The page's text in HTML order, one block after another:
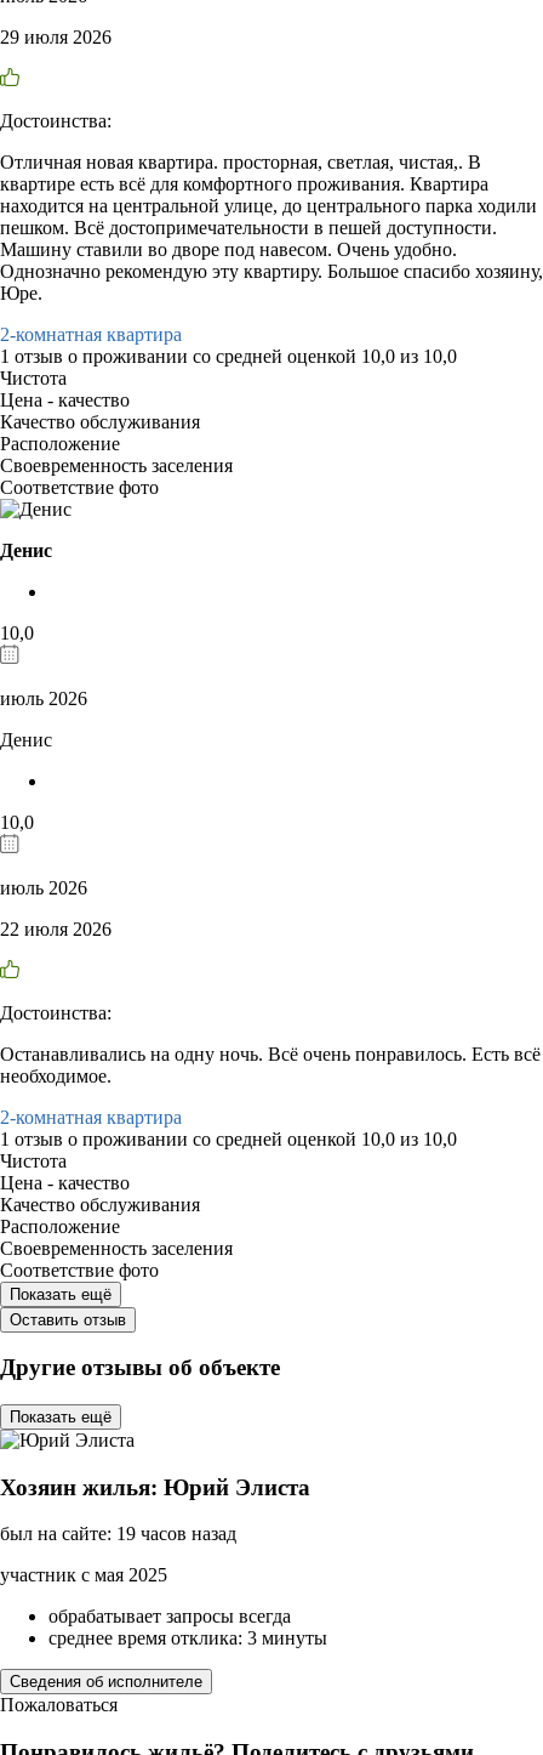
29 июля 2026
Достоинства:
Отличная новая квартира. просторная, светлая, чистая,. В
квартире есть всё для комфортного проживания. Квартира
находится на центральной улице, до центрального парка ходили
пешком. Всё достопримечательности в пешей доступности.
Машину ставили во дворе под навесом. Очень удобно.
Однозначно рекомендую эту квартиру. Большое спасибо хозяину,
Юре.
2-комнатная квартира
1 отзыв о проживании со средней оценкой 10,0 из 10,0
Чистота
Цена - качество
Качество обслуживания
Расположение
Своевременность заселения
Соответствие фото
Денис
10,0
июль 2026
Денис
10,0
июль 2026
22 июля 2026
Достоинства:
Останавливались на одну ночь. Всё очень понравилось. Есть всё
необходимое.
2-комнатная квартира
1 отзыв о проживании со средней оценкой 10,0 из 10,0
Чистота
Цена - качество
Качество обслуживания
Расположение
Своевременность заселения
Соответствие фото
Показать ещё
Оставить отзыв
Другие отзывы об объекте
Показать ещё
Хозяин жилья: Юрий Элиста
был на сайте: 19 часов назад
участник с мая 2025
обрабатывает запросы всегда
среднее время отклика: 3 минуты
Сведения об исполнителе
Пожаловаться